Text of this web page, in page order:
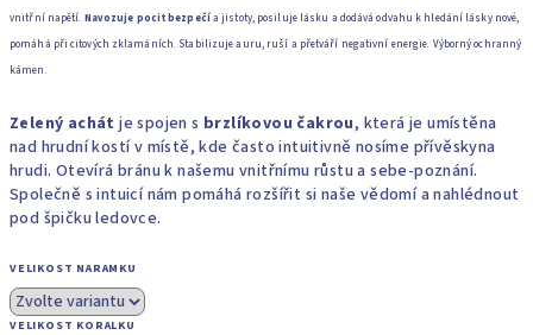
vnitřní napětí. Navozuje pocit bezpečía jistoty, posiluje lásku a dodává odvahu k hledání lásky nové,
pomáhá při citových zklamáních. Stabilizuje auru, ruší a přetváří negativní energie. Výborný ochranný
kámen.
Zelený achát je spojen s brzlíkovou čakrou, která je umístěna
nad hrudní kostí v místě, kde často intuitivně nosíme přívěskyna
hrudi. Otevírá bránu k našemu vnitřnímu růstu a sebe-poznání.
Společně s intuicí nám pomáhá rozšířit si naše vědomí a nahlédnout
pod špičku ledovce.
VELIKOST NARAMKU
VELIKOST KORALKU